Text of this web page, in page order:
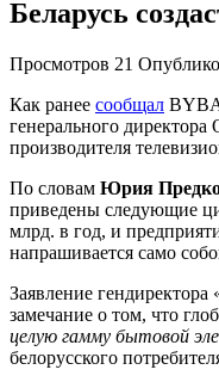
Беларусь
Просмотров 21
Как ранее сообщал
генерального
производителя
По словам Юрия
приведены следующие
млрд. в год, и
напрашивается само
Заявление
замечание о том, что
целую гамму бытовой
белорусского